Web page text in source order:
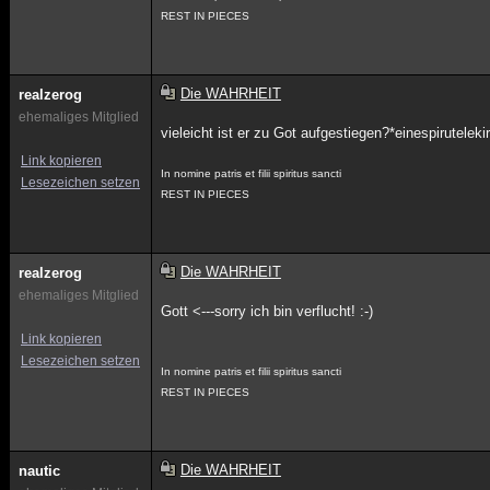
REST IN PIECES
realzerog
ehemaliges Mitglied
Link kopieren
Lesezeichen setzen
Die WAHRHEIT
vieleicht ist er zu Got
In nomine patris et filii spiritus sancti
REST IN PIECES
realzerog
ehemaliges Mitglied
Link kopieren
Lesezeichen setzen
Die WAHRHEIT
Gott <---sorry ich bin verflucht! :-)
In nomine patris et filii spiritus sancti
REST IN PIECES
nautic Die WAHRHEIT